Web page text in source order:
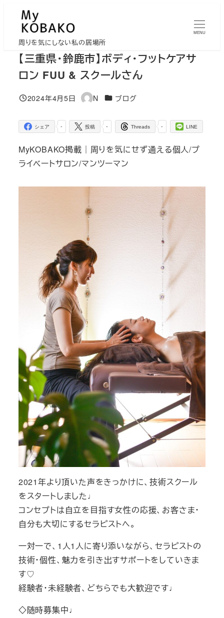
周りを気にしない私の居場所
MENU
【三重県・鈴鹿市】ボディ・フットケアサ
ロン FUU & スクールさん
投稿日
2024年4月5日
著
N カテゴリー
ブログ
-
シェア -
投稿 -
Threads LINE
MyKOBAKO掲載｜周りを気にせず通える個人/プ
ライベートサロン/マンツーマン
2021年より頂いた声をきっかけに、技術スクール
をスタートしました♩
コンセプトは自立を目指す女性の応援、お客さま・
自分も大切にするセラピストへ。
一対一で、1人1人に寄り添いながら、セラピストの
技術・個性、魅力を引き出すサポートをしていきま
す♡
経験者・未経験者、どちらでも大歓迎です♩
◇随時募集中♩